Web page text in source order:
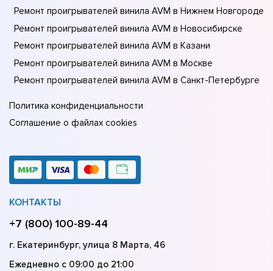
Ремонт проигрывателей винила AVM в Нижнем Новгороде
Ремонт проигрывателей винила AVM в Новосибирске
Ремонт проигрывателей винила AVM в Казани
Ремонт проигрывателей винила AVM в Москве
Ремонт проигрывателей винила AVM в Санкт-Петербурге
Политика конфиденциальности
Соглашение о файлах cookies
КОНТАКТЫ
+7 (800) 100-89-44
г. Екатеринбург, улица 8 Марта, 46
Ежедневно с 09:00 до 21:00